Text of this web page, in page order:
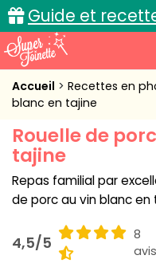
Guide et
Accueil
Cuisine pratique
L'actu cuisine
Accueil Recettes en
blanc en tajine
Rouelle de
tajine
Repas familial par
de porc au vin blanc en
4,5/5
8
avis